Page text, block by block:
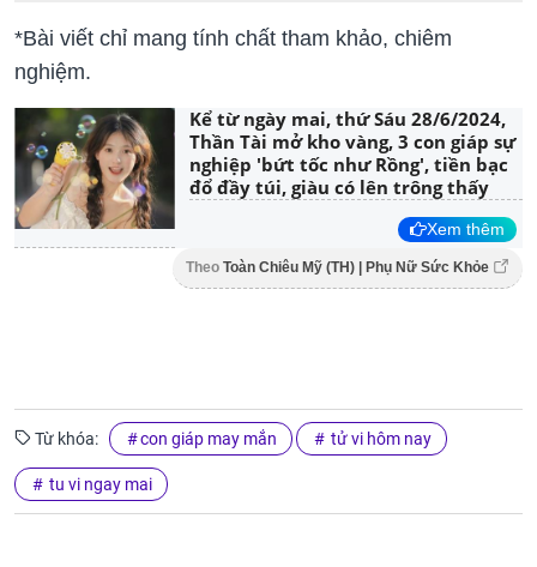
*Bài viết chỉ mang tính chất tham khảo, chiêm
nghiệm.
Kể từ ngày mai, thứ Sáu 28/6/2024,
Thần Tài mở kho vàng, 3 con giáp sự
nghiệp 'bứt tốc như Rồng', tiền bạc
đổ đầy túi, giàu có lên trông thấy
Xem thêm
Theo Toàn Chiêu Mỹ (TH) | Phụ Nữ Sức Khỏe
Từ khóa: con giáp may mắn tử vi hôm nay
tu vi ngay mai